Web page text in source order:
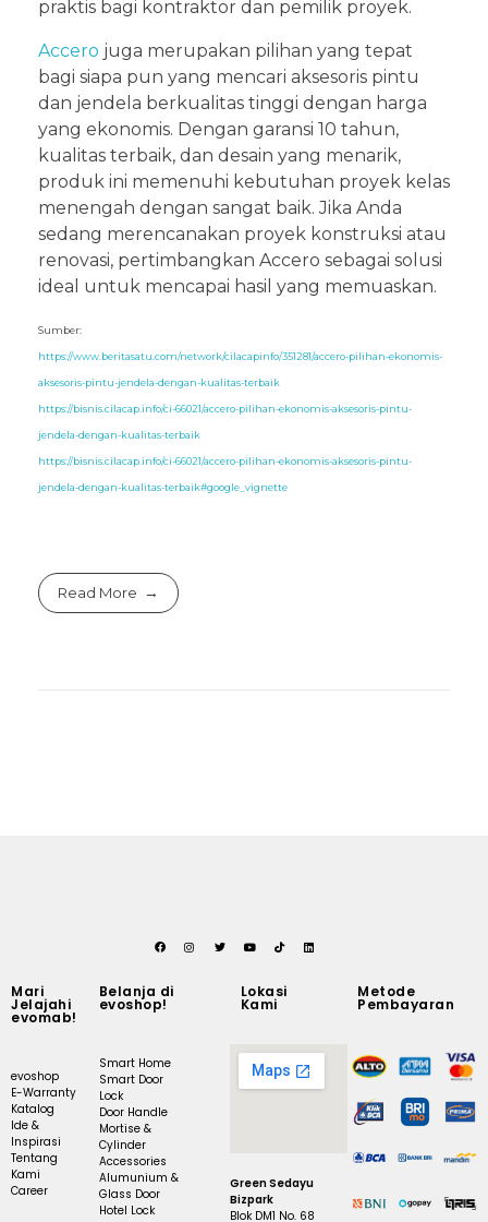
praktis bagi kontraktor dan pemilik proyek.
Accero juga merupakan pilihan yang tepat
bagi siapa pun yang mencari aksesoris pintu
dan jendela berkualitas tinggi dengan harga
yang ekonomis. Dengan garansi 10 tahun,
kualitas terbaik, dan desain yang menarik,
produk ini memenuhi kebutuhan proyek kelas
menengah dengan sangat baik. Jika Anda
sedang merencanakan proyek konstruksi atau
renovasi, pertimbangkan Accero sebagai solusi
ideal untuk mencapai hasil yang memuaskan.
Sumber:
https://www.beritasatu.com/network/cilacapinfo/351281/accero-pilihan-ekonomis-
aksesoris-pintu-jendela-dengan-kualitas-terbaik
https://bisnis.cilacap.info/ci-66021/accero-pilihan-ekonomis-aksesoris-pintu-
jendela-dengan-kualitas-terbaik
https://bisnis.cilacap.info/ci-66021/accero-pilihan-ekonomis-aksesoris-pintu-
jendela-dengan-kualitas-terbaik#google_vignette
Read More
Mari
Jelajahi
evomab!
evoshop
E-Warranty
Katalog
Ide &
Inspirasi
Tentang
Kami
Career
Belanja di
evoshop!
Smart Home
Smart Door
Lock
Door Handle
Mortise &
Cylinder
Accessories
Alumunium &
Glass Door
Hotel Lock
Lokasi
Kami
Green Sedayu
Bizpark
Blok DM1 No. 68
Metode
Pembayaran